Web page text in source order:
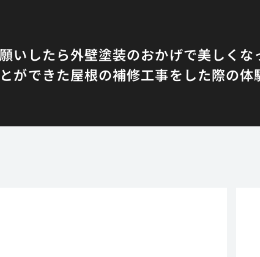
いしたら外壁塗装のおかげで美しくな
ができた屋根の補修工事をした際の体